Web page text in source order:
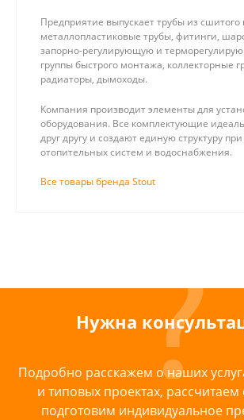
Предприятие выпускает трубы из сшитого
металлопластиковые трубы, фитинги,
запорно-регулирующую и
группы быстрого монтажа, коллекторные
радиаторы, дымоходы.
Компания производит элементы для
оборудования. Все комплектующие
друг другу и создают единую структуру
отопительных систем и водоснабжения.
Все товары бренда Stout
Нужна
Подробно расскажем о наших
и типовых проектах, рассчитаем
подготовим индивидуальное